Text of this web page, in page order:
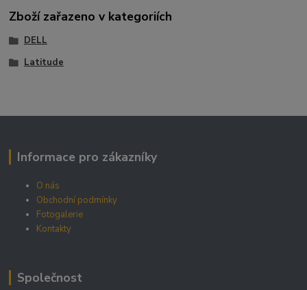
Zboží zařazeno v kategoriích
DELL
Latitude
Informace pro zákazníky
O nás
Obchodní podmínky
Fotogalerie
Kontakty
Společnost